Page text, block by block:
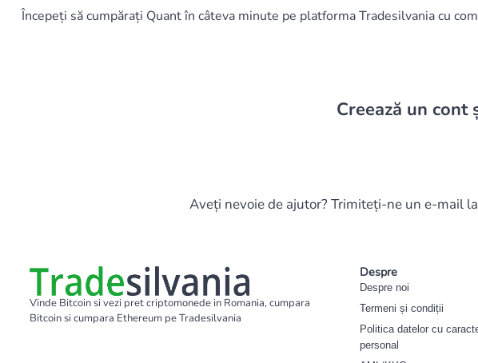
Începeți să cumpărați Quant în câteva minute pe platforma Tradesilvania cu
Creează un cont
Aveți nevoie de ajutor? Trimiteți-ne un e-mail la
Vinde Bitcoin si vezi pret criptomonede in Romania, cumpara
Bitcoin si cumpara Ethereum pe Tradesilvania
Despre
Despre noi
Termeni și condiții
Politica datelor cu
personal